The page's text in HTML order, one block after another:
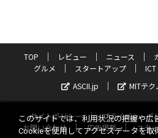
TOP レビュー ニュース
グルメ
スタートアップ ICT
ASCII.jp
MITテク
サイトポリシー プライバシーポ
お問い合わせ
広告掲載 スタ
このサイトでは、利用状況の把握や広
Cookieを使用してアクセスデータを取